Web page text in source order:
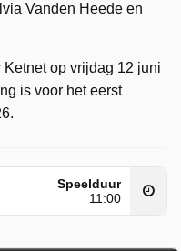
Vanden Heede en
op vrijdag 12 juni
is voor het eerst
Speelduur
11:00